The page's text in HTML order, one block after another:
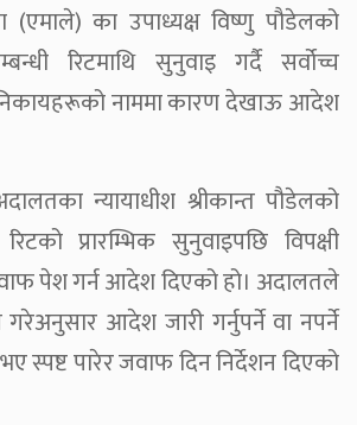
(एमाले) का उपाध्यक्ष विष्णु पौडेलको
रिटमाथि सुनुवाइ गर्दै सर्वोच्च
नाममा कारण देखाऊ आदेश
न्यायाधीश श्रीकान्त पौडेलको
प्रारम्भिक सुनुवाइपछि विपक्षी
पेश गर्न आदेश दिएको हो। अदालतले
आदेश जारी गर्नुपर्ने वा नपर्ने
स्पष्ट पारेर जवाफ दिन निर्देशन दिएको